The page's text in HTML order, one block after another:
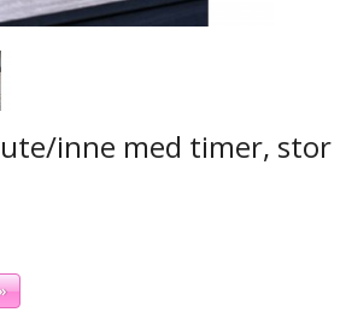
inne med timer, stor